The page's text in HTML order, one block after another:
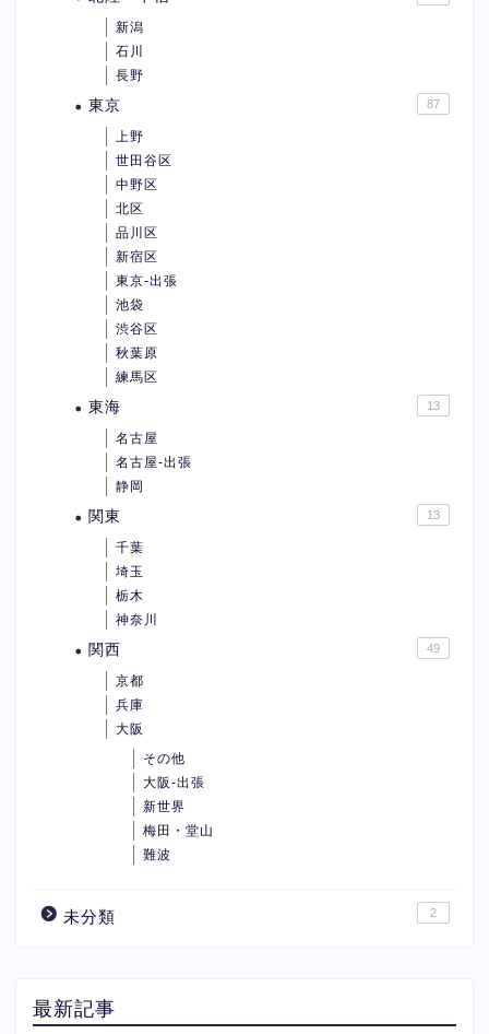
新潟
石川
長野
東京 87
上野
世田谷区
中野区
北区
品川区
新宿区
東京-出張
池袋
渋谷区
秋葉原
練馬区
東海 13
名古屋
名古屋-出張
静岡
関東 13
千葉
埼玉
栃木
神奈川
関西 49
京都
兵庫
大阪
その他
大阪-出張
新世界
梅田・堂山
難波
未分類 2
最新記事